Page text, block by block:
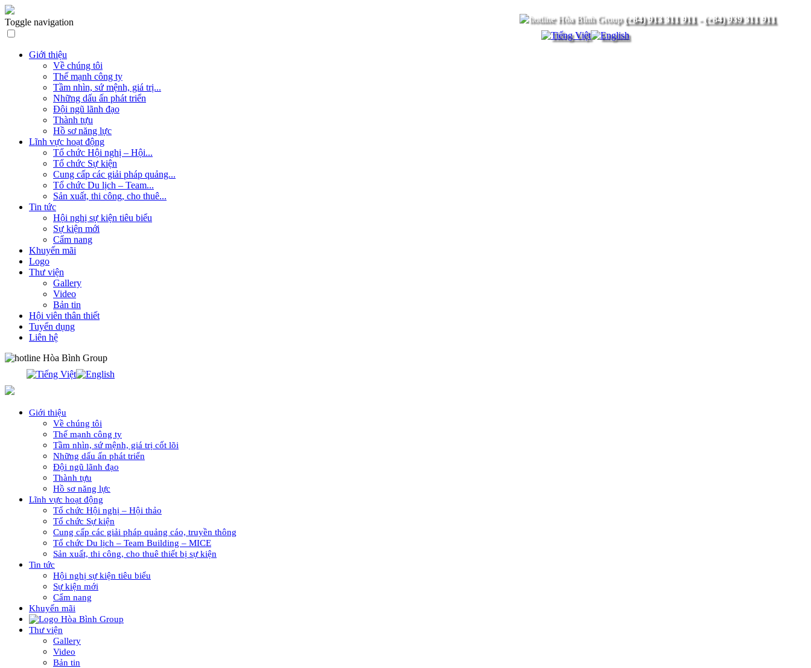
(+84) 913 311 911- (+84) 939 311 911
Toggle navigation
Giới thiệu
Về chúng tôi
Thế mạnh công ty
Tầm nhìn, sứ mệnh, giá trị...
Những dấu ấn phát triển
Đội ngũ lãnh đạo
Thành tựu
Hồ sơ năng lực
Lĩnh vực hoạt động
Tổ chức Hội nghị – Hội...
Tổ chức Sự kiện
Cung cấp các giải pháp quảng...
Tổ chức Du lịch – Team...
Sản xuất, thi công, cho thuê...
Tin tức
Hội nghị sự kiện tiêu biểu
Sự kiện mới
Cẩm nang
Khuyến mãi
Logo
Thư viện
Gallery
Video
Bản tin
Hội viên thân thiết
Tuyển dụng
Liên hệ
Giới thiệu
Về chúng tôi
Thế mạnh công ty
Tầm nhìn, sứ mệnh, giá trị cốt lõi
Những dấu ấn phát triển
Đội ngũ lãnh đạo
Thành tựu
Hồ sơ năng lực
Lĩnh vực hoạt động
Tổ chức Hội nghị – Hội thảo
Tổ chức Sự kiện
Cung cấp các giải pháp quảng cáo, truyền thông
Tổ chức Du lịch – Team Building – MICE
Sản xuất, thi công, cho thuê thiết bị sự kiện
Tin tức
Hội nghị sự kiện tiêu biểu
Sự kiện mới
Cẩm nang
Khuyến mãi
Thư viện
Gallery
Video
Bản tin